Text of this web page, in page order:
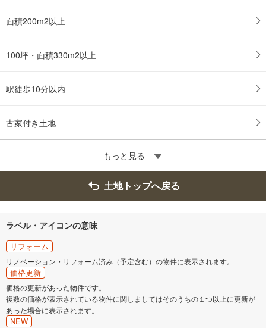
面積200m2以上
100坪・面積330m2以上
駅徒歩10分以内
古家付き土地
もっと見る
土地トップへ戻る
ラベル・アイコンの意味
リフォーム
リノベーション・リフォーム済み（予定含む）の物件に表示されます。
価格更新
価格の更新があった物件です。
複数の価格が表示されている物件に関しましてはそのうちの１つ以上に更新が
あった場合に表示されます。
NEW